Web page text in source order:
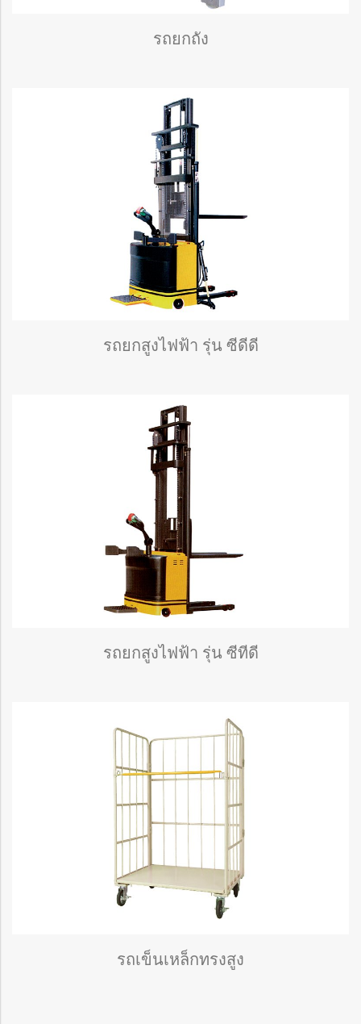
รถยกถัง
รถยกสูงไฟฟ้า รุ่น ซีดีดี
รถยกสูงไฟฟ้า รุ่น ซีทีดี
รถเข็นเหล็กทรงสูง